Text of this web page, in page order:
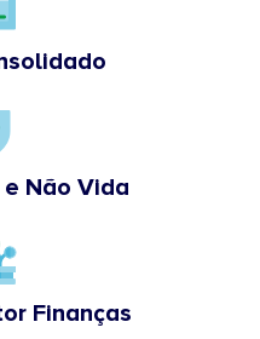
Não Vida
Finanças